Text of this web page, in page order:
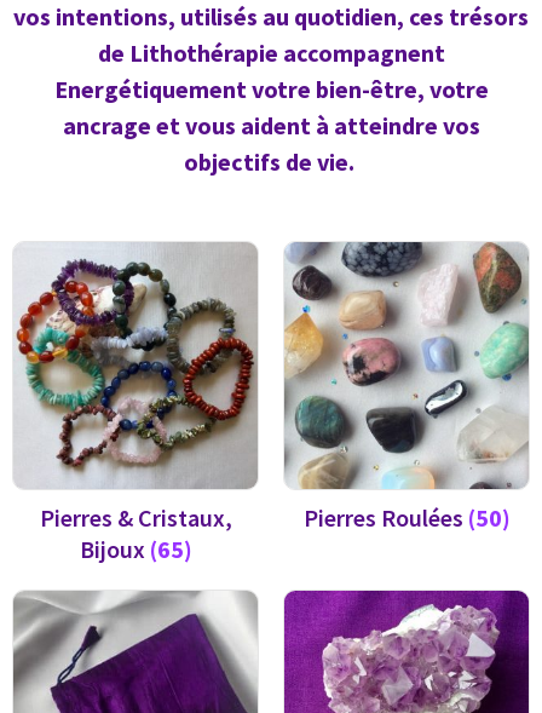
vos intentions, utilisés au quotidien, ces trésors
de Lithothérapie accompagnent
Energétiquement votre bien-être, votre
ancrage et vous aident à atteindre vos
objectifs de vie.
Pierres & Cristaux,
Bijoux (65)
Pierres Roulées (50)